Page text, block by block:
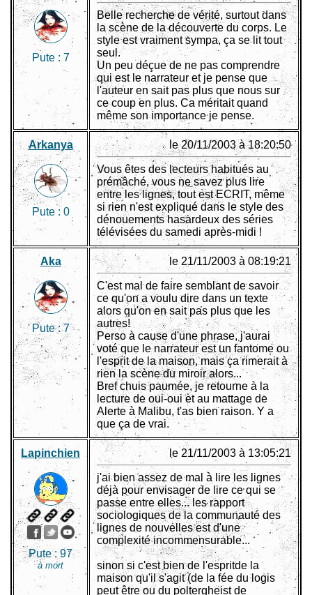
Pute : 7
Belle recherche de vérité, surtout dans
la scène de la découverte du corps. Le
style est vraiment sympa, ça se lit tout
seul.
Un peu déçue de ne pas comprendre
qui est le narrateur et je pense que
l'auteur en sait pas plus que nous sur
ce coup en plus. Ca méritait quand
même son importance je pense.
Arkanya
Pute : 0
le 20/11/2003 à 18:20:50
Vous êtes des lecteurs habitués au
prémâché, vous ne savez plus lire
entre les lignes, tout est ECRIT, même
si rien n'est expliqué dans le style des
dénouements hasardeux des séries
télévisées du samedi après-midi !
Aka
Pute :7
le 21/11/2003 à 08:19:21
C'est mal de faire semblant de savoir
ce qu'on a voulu dire dans un texte
alors qu'on en sait pas plus que les
autres!
Perso à cause d'une phrase, j'aurai
voté que le narrateur est un fantome ou
l'esprit de la maison, mais ça rimerait à
rien la scène du miroir alors...
Bref chuis paumée, je retourne à la
lecture de oui-oui et au mattage de
Alerte à Malibu, t'as bien raison. Y a
que ça de vrai.
Lapinchien
Pute :97
à mort
le 21/11/2003 à 13:05:21
j'ai bien assez de mal à lire les lignes
déjà pour envisager de lire ce qui se
passe entre elles... les rapport
sociologiques de la communauté des
lignes de nouvelles est d'une
complexité incommensurable...
sinon si c'est bien de l'espritde la
maison qu'il s'agit (de la fée du logis
peut être ou du poltergheist de